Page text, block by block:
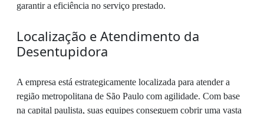
garantir a eficiência no serviço prestado.
Localização e Atendimento da
Desentupidora
A empresa está estrategicamente localizada para atender a
região metropolitana de São Paulo com agilidade. Com base
na capital paulista, suas equipes conseguem cobrir uma vasta